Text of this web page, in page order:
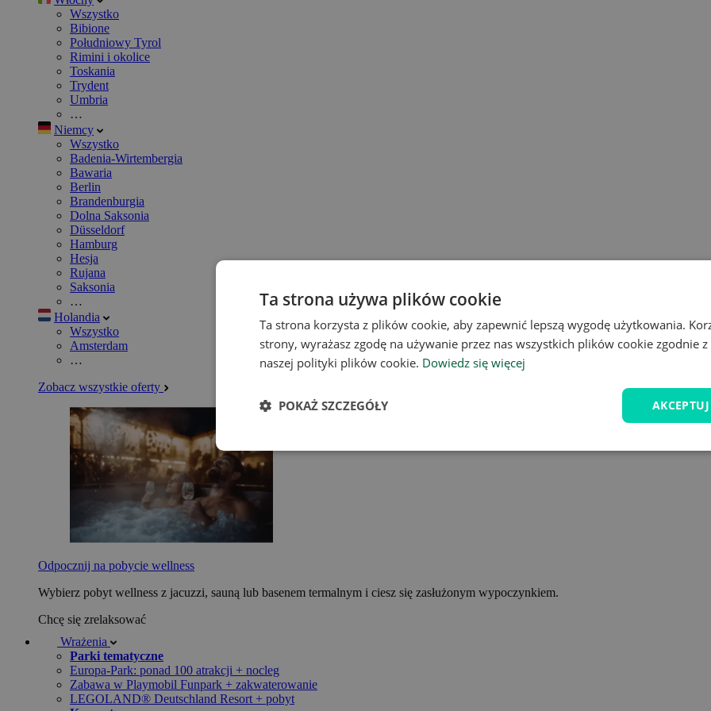
Wszystko
Bibione
Południowy Tyrol
Rimini i okolice
Toskania
Trydent
Umbria
…
Niemcy
Wszystko
Badenia-Wirtembergia
Bawaria
Berlin
Brandenburgia
Dolna Saksonia
Düsseldorf
Hamburg
Hesja
Rujana
Saksonia
…
Holandia
Wszystko
Amsterdam
…
Zobacz wszystkie oferty
Odpocznij na pobycie wellness
Wybierz pobyt wellness z jacuzzi, sauną lub basenem termalnym i ciesz się zasłużonym wypoczynkiem.
Chcę się zrelaksować
Wrażenia
Parki tematyczne
Europa-Park: ponad 100 atrakcji + nocleg
Zabawa w Playmobil Funpark + zakwaterowanie
LEGOLAND® Deutschland Resort + pobyt
Ta strona używa plików cookie
Ta strona korzysta z plików cookie, aby zapewnić lepszą wygodę użytkowania.
strony, wyrażasz zgodę na używanie przez nas wszystkich plików cookie zgodnie
naszej polityki plików cookie. Dowiedz się więcej
POKAŻ SZCZEGÓŁY